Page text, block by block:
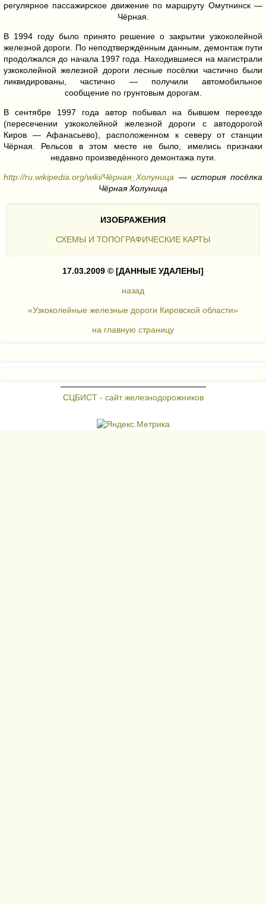
регулярное пассажирское движение по маршруту Омутнинск —
Чёрная.
В 1994 году было принято решение о закрытии узкоколейной
железной дороги. По неподтверждённым данным, демонтаж пути
продолжался до начала 1997 года. Находившиеся на магистрали
узкоколейной железной дороги лесные посёлки частично были
ликвидированы, частично — получили автомобильное
сообщение по грунтовым дорогам.
В сентябре 1997 года автор побывал на бывшем переезде
(пересечении узкоколейной железной дороги с автодорогой
Киров — Афанасьево), расположенном к северу от станции
Чёрная. Рельсов в этом месте не было, имелись признаки
недавно произведённого демонтажа пути.
http://ru.wikipedia.org/wiki/Чёрная_Холуница — история посёлка
Чёрная Холуница
ИЗОБРАЖЕНИЯ
СХЕМЫ И ТОПОГРАФИЧЕСКИЕ КАРТЫ
17.03.2009 © [ДАННЫЕ УДАЛЕНЫ]
назад
«Узкоколейные железные дороги Кировской области»
на главную страницу
СЦБИСТ - сайт железнодорожников